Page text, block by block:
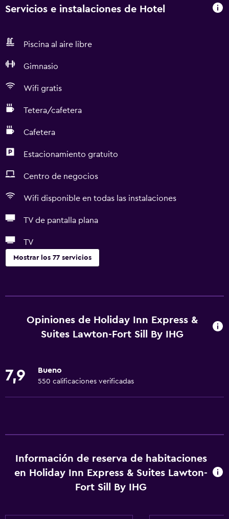
Servicios e instalaciones de Hotel
Piscina al aire libre
Gimnasio
Wifi gratis
Tetera/cafetera
Cafetera
Estacionamiento gratuito
Centro de negocios
Wifi disponible en todas las instalaciones
TV de pantalla plana
TV
Mostrar los 77 servicios
Wifi gratis
Wifi disponible en todas las instalaciones
Extinguidor
Artículos de aseo gratis
Adaptador
Gel de ducha
Opiniones de Holiday Inn Express &
Suites Lawton-Fort Sill By IHG
7,9 Bueno
550 calificaciones verificadas
Información de reserva de habitaciones
en Holiday Inn Express & Suites Lawton-
Fort Sill By IHG